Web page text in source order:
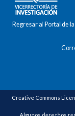
Regresar al Portal de
Creative Commons